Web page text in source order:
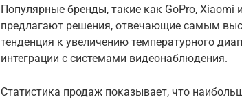
Популярные бренды, такие как GoPro, Xiaomi
предлагают решения, отвечающие самым
тенденция к увеличению температурного
интеграции с системами видеонаблюдения.
Статистика продаж показывает, что